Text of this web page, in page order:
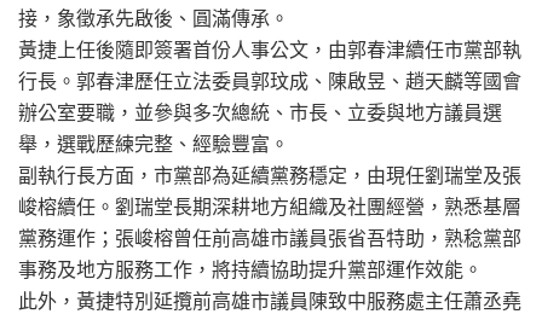
接，象徵承先啟後、圓滿傳承。
黃捷上任後隨即簽署首份人事公文，由郭春津續任市黨部執
行長。郭春津歷任立法委員郭玟成、陳啟昱、趙天麟等國會
辦公室要職，並參與多次總統、市長、立委與地方議員選
舉，選戰歷練完整、經驗豐富。
副執行長方面，市黨部為延續黨務穩定，由現任劉瑞堂及張
峻榕續任。劉瑞堂長期深耕地方組織及社團經營，熟悉基層
黨務運作；張峻榕曾任前高雄市議員張省吾特助，熟稔黨部
事務及地方服務工作，將持續協助提升黨部運作效能。
此外，黃捷特別延攬前高雄市議員陳致中服務處主任蕭丞堯